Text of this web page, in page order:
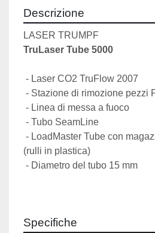
Descrizione
LASER TRUMPF
TruLaser Tube 5000
- Laser CO2 TruFlow 2007
- Stazione di rimozione pezzi
- Linea di messa a fuoco
- Tubo SeamLine
(rulli in plastica)
- Diametro del tubo 15 mm
Specifiche